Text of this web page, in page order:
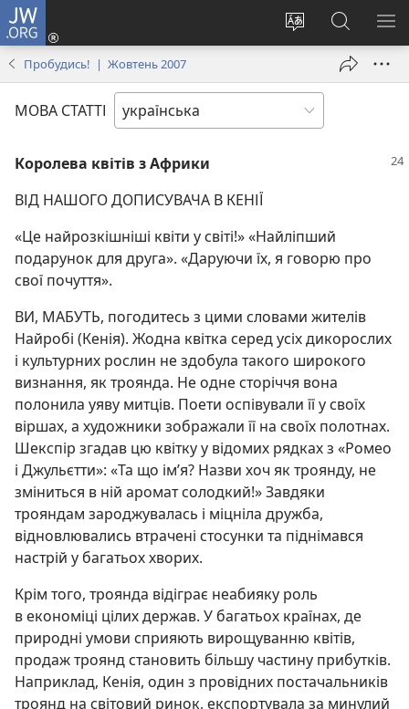
JW.ORG
Змінити
Увійти
(відкривається
вікні)
Пошук
на
сайті
Пробудись! | Жовтень 2007
МОВА СТАТТІ
Королева квітів з Африки
ВІД НАШОГО ДОПИСУВАЧА В КЕНІЇ
«Це найрозкішніші квіти у світі!» «Найліпший
подарунок для друга». «Даруючи їх, я говорю про
свої почуття».
ВИ, МАБУТЬ, погодитесь з цими словами жителів
Найробі (Кенія). Жодна квітка серед усіх дикорослих
і культурних рослин не здобула такого широкого
визнання, як троянда. Не одне сторіччя вона
полонила уяву митців. Поети оспівували її у своїх
віршах, а художники зображали її на своїх полотнах.
Шекспір згадав цю квітку у відомих рядках з «Ромео
і Джульєтти»: «Та що ім’я? Назви хоч як троянду, не
зміниться в ній аромат солодкий!» Завдяки
трояндам зароджувалась і міцніла дружба,
відновлювались втрачені стосунки та піднімався
настрій у багатьох хворих.
Крім того, троянда відіграє неабияку роль
в економіці цілих держав. У багатьох країнах, де
природні умови сприяють вирощуванню квітів,
продаж троянд становить більшу частину прибутків.
Наприклад, Кенія, один з провідних постачальників
троянд на світовий ринок, експортувала за минулий